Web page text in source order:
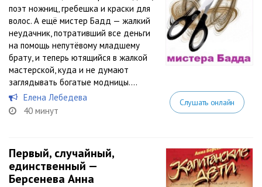
поэт ножниц, гребешка и краски для
волос. А ещё мистер Бадд — жалкий
неудачник, потративший все деньги
на помощь непутёвому младшему
брату, и теперь ютящийся в жалкой
мастерской, куда и не думают
заглядывать богатые модницы....
Елена Лебедева
40 минут
Слушать онлайн
Первый, случайный,
единственный —
Берсенева Анна